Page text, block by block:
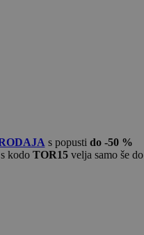
s popusti do -50 %
s kodo TOR15 velja samo še do